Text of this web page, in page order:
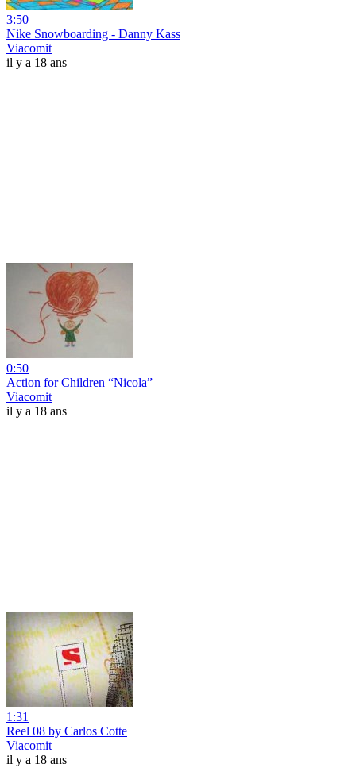
3:50
Nike Snowboarding - Danny Kass
Viacomit
il y a 18 ans
0:50
Action for Children “Nicola”
Viacomit
il y a 18 ans
1:31
Reel 08 by Carlos Cotte
Viacomit
il y a 18 ans